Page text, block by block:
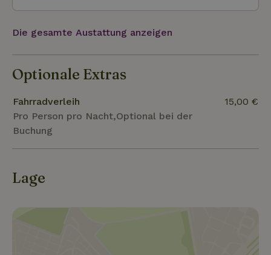
Die gesamte Austattung anzeigen
Optionale Extras
Fahrradverleih
Pro Person pro Nacht,Optional bei der
Buchung
15,00 €
Lage